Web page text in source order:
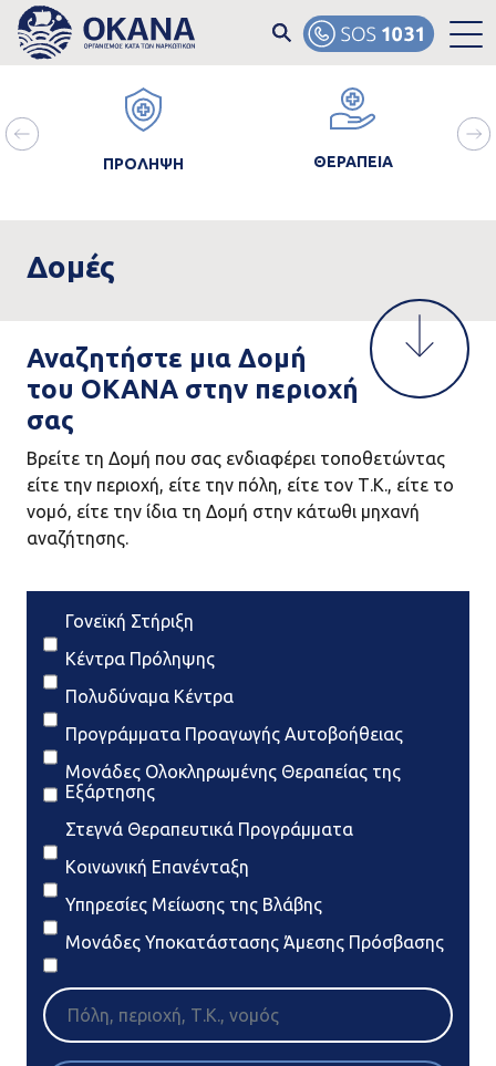
Skip to main content
ΠΡΟΛΗΨΗ ΘΕΡΑΠΕΙΑ
Δομές
Αναζητήστε μια Δομή
του ΟΚΑΝΑ στην περιοχή
σας
Βρείτε τη Δομή που σας ενδιαφέρει τοποθετώντας
είτε την περιοχή, είτε την πόλη, είτε τον Τ.Κ., είτε το
νομό, είτε την ίδια τη Δομή στην κάτωθι μηχανή
αναζήτησης.
Γονεϊκή Στήριξη
Κέντρα Πρόληψης
Πολυδύναμα Κέντρα
Προγράμματα Προαγωγής Αυτοβοήθειας
Μονάδες Ολοκληρωμένης Θεραπείας της
Εξάρτησης
Στεγνά Θεραπευτικά Προγράμματα
Κοινωνική Επανένταξη
Υπηρεσίες Μείωσης της Βλάβης
Μονάδες Υποκατάστασης Άμεσης Πρόσβασης